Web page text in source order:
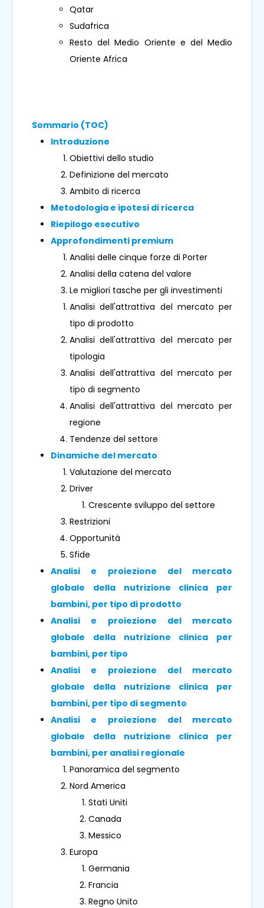
Qatar
Sudafrica
Resto del Medio Oriente e del Medio
Oriente Africa
Sommario (TOC)
Introduzione
Obiettivi dello studio
Definizione del mercato
Ambito di ricerca
Metodologia e ipotesi di ricerca
Riepilogo esecutivo
Approfondimenti premium
Analisi delle cinque forze di Porter
Analisi della catena del valore
Le migliori tasche per gli investimenti
Analisi dell'attrattiva del mercato per
tipo di prodotto
Analisi dell'attrattiva del mercato per
tipologia
Analisi dell'attrattiva del mercato per
tipo di segmento
Analisi dell'attrattiva del mercato per
regione
Tendenze del settore
Dinamiche del mercato
Valutazione del mercato
Driver
Crescente sviluppo del settore
Restrizioni
Opportunità
Sfide
Analisi e proiezione del mercato
globale della nutrizione clinica per
bambini, per tipo di prodotto
Analisi e proiezione del mercato
globale della nutrizione clinica per
bambini, per tipo
Analisi e proiezione del mercato
globale della nutrizione clinica per
bambini, per tipo di segmento
Analisi e proiezione del mercato
globale della nutrizione clinica per
bambini, per analisi regionale
Panoramica del segmento
Nord America
Stati Uniti
Canada
Messico
Europa
Germania
Francia
Regno Unito